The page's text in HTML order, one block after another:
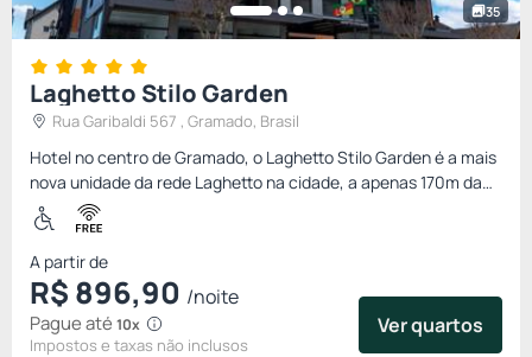
35
Laghetto Stilo Garden
Rua Garibaldi 567 , Gramado, Brasil
Hotel no centro de Gramado, o Laghetto Stilo Garden é a mais
nova unidade da rede Laghetto na cidade, a apenas 170m da
Rua Coberta. Com design moderno, e acomodações
equipadas com...
A partir de
R$ 896,90 /noite
Impostos e taxas não inclusos
Pague até 10x Ver quartos